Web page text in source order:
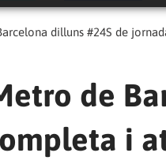
dilluns #24S de
de
i